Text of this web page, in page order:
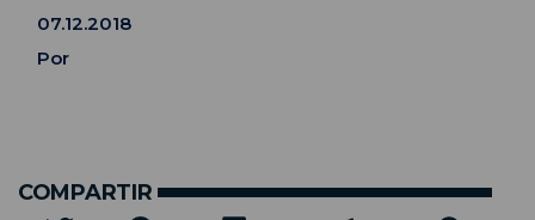
07.12.2018
Por
COMPARTIR